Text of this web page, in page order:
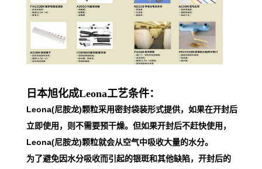
日本旭化成Leona工艺条件：
Leona(尼胺龙)颗粒采用密封袋装形式提供，如果在开封后
立即使用，则不需要预干燥。但如果开封后不赶快使用，
Leona(尼胺龙)颗粒就会从空气中吸收大量的水分。
为了避免因水分吸收而引起的银斑和其他缺陷，开封后的